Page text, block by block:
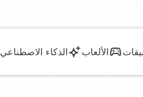
الألعاب الذكاء الاصطناعي